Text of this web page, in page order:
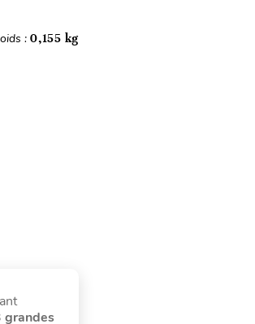
:0,155 kg
grandes